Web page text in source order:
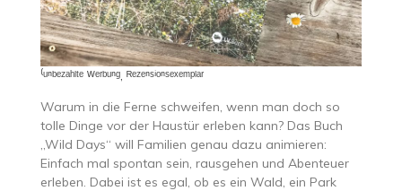
⁽ᵘⁿᵇᵉᶻᵃʰˡᵗᵉ ᵂᵉʳᵇᵘⁿᵍ, ᴿᵉᶻᵉⁿˢⁱᵒⁿˢᵉˣᵉᵐᵖˡᵃʳ
Warum in die Ferne schweifen, wenn man doch so
tolle Dinge vor der Haustür erleben kann? Das Buch
„Wild Days“ will Familien genau dazu animieren:
Einfach mal spontan sein, rausgehen und Abenteuer
erleben. Dabei ist es egal, ob es ein Wald, ein Park